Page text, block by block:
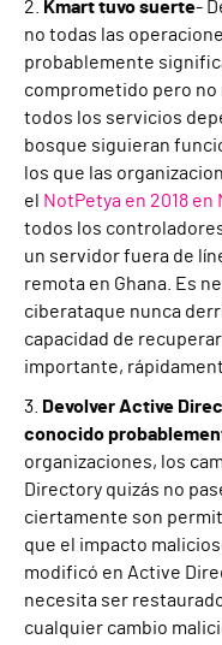
2. Kmart tuvo suerte-
no todas las
probablemente
comprometido pero
todos los servicios
bosque siguieran
los que las
el
NotPetya en 2018 en
todos los
un servidor fuera de
remota en Ghana. Es
ciberataque nunca
capacidad de
importante,
3.
Devolver Active
conocido
organizaciones, los
Directory quizás no
ciertamente son
que el impacto
modificó en Active
necesita ser
cualquier cambio